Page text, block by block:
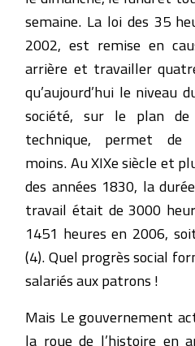
semaine. La loi des 35
2002, est remise en
arrière et travailler
qu’aujourd’hui le niveau
société, sur le plan
technique, permet de
moins. Au XIXe siècle et
des années 1830, la
travail était de 3000
1451 heures en 2006,
(4). Quel progrès social
salariés aux patrons !
Mais Le gouvernement
la roue de l’histoire en